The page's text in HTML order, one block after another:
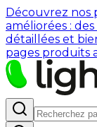
Découvrez nos
améliorées :
détaillées et
pages produits